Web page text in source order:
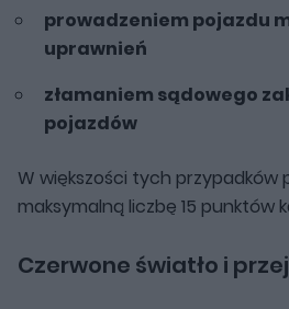
prowadzeniem pojazdu
uprawnień
złamaniem sądowego
pojazdów
W większości tych przypadków
maksymalną liczbę 15 punktów
Czerwone światło i